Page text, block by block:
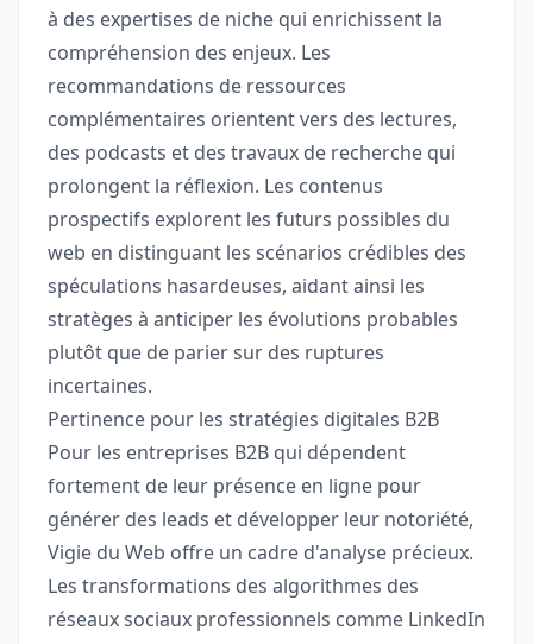
à des expertises de niche qui enrichissent la
compréhension des enjeux. Les
recommandations de ressources
complémentaires orientent vers des lectures,
des podcasts et des travaux de recherche qui
prolongent la réflexion. Les contenus
prospectifs explorent les futurs possibles du
web en distinguant les scénarios crédibles des
spéculations hasardeuses, aidant ainsi les
stratèges à anticiper les évolutions probables
plutôt que de parier sur des ruptures
incertaines.
Pertinence pour les stratégies digitales B2B
Pour les entreprises B2B qui dépendent
fortement de leur présence en ligne pour
générer des leads et développer leur notoriété,
Vigie du Web offre un cadre d'analyse précieux.
Les transformations des algorithmes des
réseaux sociaux professionnels comme LinkedIn